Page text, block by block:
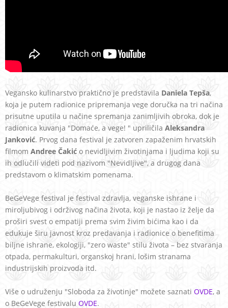
Vegansko kulinarstvo praktično je predstavila Daniela Tepša,
koja je putem radionice pripremanja vege doručka na tri načina
prisutne uputila u načine spremanja zanimljivih obroka, dok je
radionica kuvanja "Domaće, a vege! " upriličila Aleksandra
Janković. Prvog dana festival je zatvoren zapaženim hrvatskih
filmom Andree Čakić o nevidljivim životinjama i ljudima koji su
ih odlučili videti pod nazivom "Nevidljive", a drugog dana
predstavom o klimatskim pomenama.
BeGeVege festival je festival zdravlja, veganske ishrane i
miroljubivog i održivog načina života, koji je nastao iz želje da
proširi svest o empatiji prema svim živim bićima kao i da
edukuje širu javnost kroz predavanja i radionice o benefitima
biljne ishrane, ekologiji, "zero waste" stilu života – bez stvaranja
otpada, permakulturi, organskoj hrani, lošim stranama
industrijskih proizvoda itd.
Više o udruženju "Sloboda za životinje" možete saznati OVDE, a
o BeGeVege festivalu OVDE.